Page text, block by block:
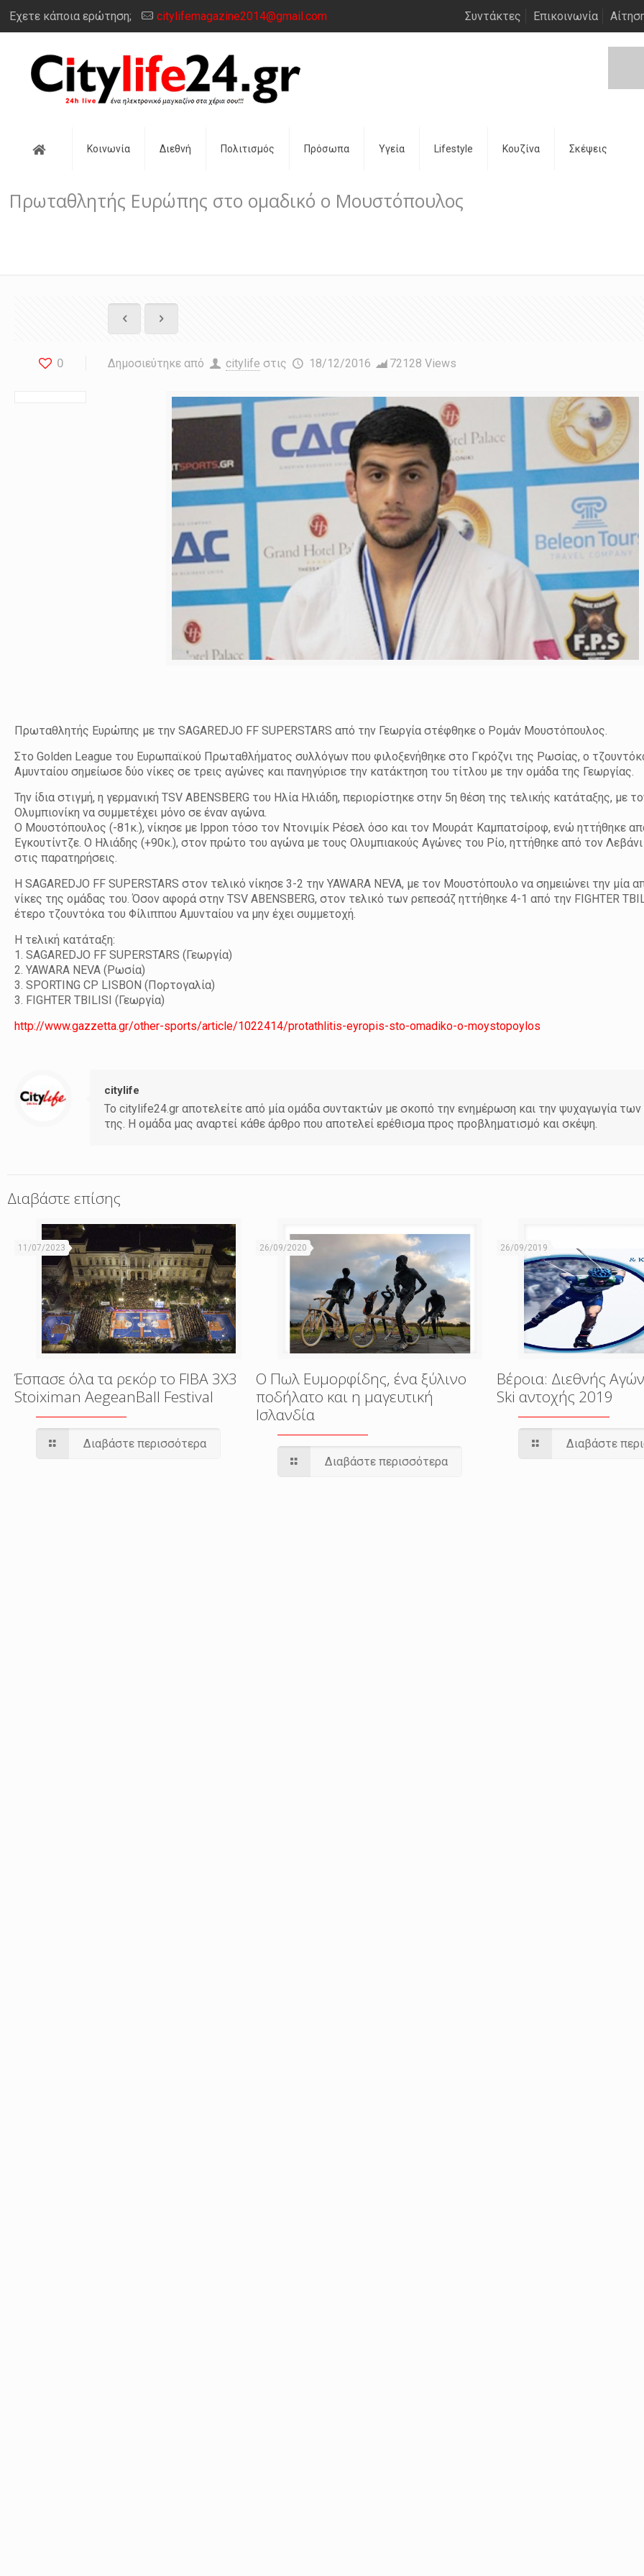
Έχετε κάποια ερώτηση; citylifemagazine2014@gmail.com Συντάκτες Επικοινωνία
Αρχική Κοινωνία Διεθνή Πολιτισμός Πρόσωπα Υγεία Lifestyle Κουζίνα Σκέψεις
Πρωταθλητής Ευρώπης στο ομαδικό ο Μουστόπουλος
0 Δημοσιεύτηκε από citylife στις 18/12/2016 72128 Views
Πρωταθλητής Ευρώπης με την SAGAREDJO FF SUPERSTARS από την Γεωργία στέφθηκε ο Ρομάν Μουστόπουλος.
Στο Golden League του Ευρωπαϊκού Πρωταθλήματος συλλόγων που φιλοξενήθηκε στο Γκρόζνι της Ρωσίας, ο
Αμυνταίου σημείωσε δύο νίκες σε τρεις αγώνες και πανηγύρισε την κατάκτηση του τίτλου με την ομάδα της Γεωργίας.
Την ίδια στιγμή, η γερμανική TSV ABENSBERG του Ηλία Ηλιάδη, περιορίστηκε στην 5η θέση της τελικής κατάταξης, με
Ολυμπιονίκη να συμμετέχει μόνο σε έναν αγώνα.
Ο Μουστόπουλος (-81κ.), νίκησε με Ippon τόσο τον Ντονιμίκ Ρέσελ όσο και τον Μουράτ Καμπατσίροφ, ενώ ηττήθηκε
Εγκουτίντζε. Ο Ηλιάδης (+90κ.), στον πρώτο του αγώνα με τους Ολυμπιακούς Αγώνες του Ρίο, ηττήθηκε από τον
στις παρατηρήσεις.
Η SAGAREDJO FF SUPERSTARS στον τελικό νίκησε 3-2 την YAWARA NEVA, με τον Μουστόπουλο να σημειώνει την μία
νίκες της ομάδας του. Όσον αφορά στην TSV ABENSBERG, στον τελικό των ρεπεσάζ ηττήθηκε 4-1 από την FIGHTER
έτερο τζουντόκα του Φίλιππου Αμυνταίου να μην έχει συμμετοχή.
Η τελική κατάταξη:
1. SAGAREDJO FF SUPERSTARS (Γεωργία)
2. YAWARA NEVA (Ρωσία)
3. SPORTING CP LISBON (Πορτογαλία)
3. FIGHTER TBILISI (Γεωργία)
http://www.gazzetta.gr/other-sports/article/1022414/protathlitis-eyropis-sto-omadiko-o-moystopoylos
citylife
Το citylife24.gr αποτελείτε από μία ομάδα συντακτών με σκοπό την ενημέρωση και την ψυχαγωγία
της. Η ομάδα μας αναρτεί κάθε άρθρο που αποτελεί ερέθισμα προς προβληματισμό και σκέψη.
Διαβάστε επίσης
11/07/2023
Έσπασε όλα τα ρεκόρ το FIBA 3X3
Stoiximan AegeanBall Festival
Διαβάστε περισσότερα
26/09/2020
Ο Πωλ Ευμορφίδης, ένα ξύλινο
ποδήλατο και η μαγευτική
Ισλανδία
Διαβάστε περισσότερα
26/09/2019
Βέροια: Διεθνής
Ski αντοχής 2019
Διαβάστε